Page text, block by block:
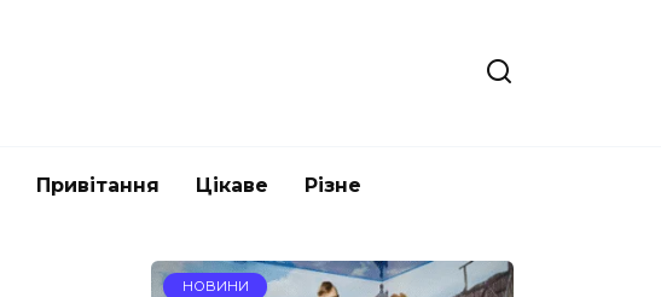
Привітання Цікаве Різне
НОВИНИ